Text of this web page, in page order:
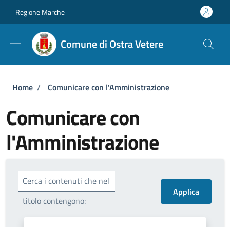
Regione Marche
Comune di Ostra Vetere
Briciole di pane
Home / Comunicare con l'Amministrazione
Comunicare con
l'Amministrazione
Cerca i contenuti che nel
titolo contengono: